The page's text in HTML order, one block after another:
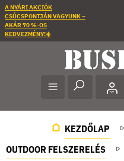
A NYÁRI AKCIÓK
CSÚCSPONTJÁN VAGYUNK –
AKÁR 70 %-OS
KEDVEZMÉNY!☀️
KEZDŐLAP
OUTDOOR FELSZERELÉS